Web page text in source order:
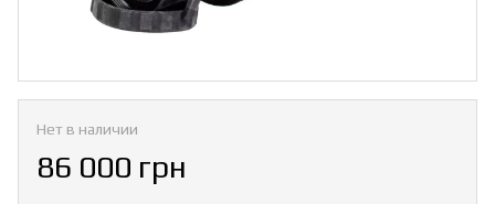
Нет в наличии
86 000 грн